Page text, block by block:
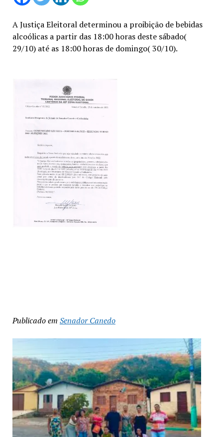
A Justiça Eleitoral determinou a proibição de bebidas
alcoólicas a partir das 18:00 horas deste sábado(
29/10) até as 18:00 horas de domingo( 30/10).
Publicado em Senador Canedo